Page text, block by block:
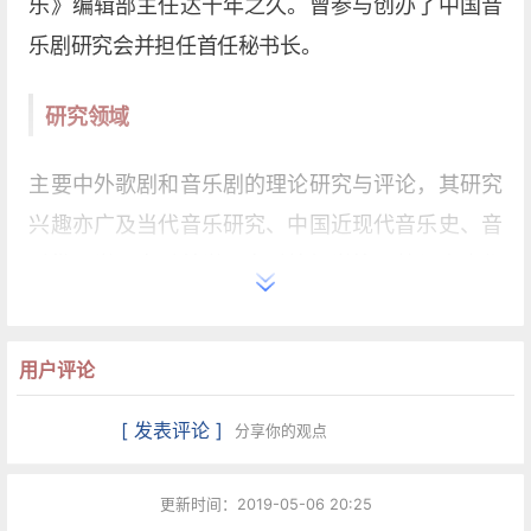
乐》编辑部主任达十年之久。曾参与创办了中国音
乐剧研究会并担任首任秘书长。
研究领域
主要中外歌剧和音乐剧的理论研究与评论，其研究
兴趣亦广及当代音乐研究、中国近现代音乐史、音
乐》、《歌剧艺术论纲》和杂文散文短论集《谐谑
与交响》，完成音乐剧专著《音乐剧：作为二十世
论200余万字。积极参加歌剧和音乐剧的创作、演
用户评论
[ 发表评论 ] 分享你的观点
更新时间：2019-05-06 20:25